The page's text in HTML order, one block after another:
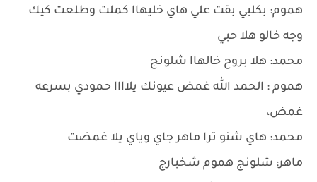
هموم: بكلبي بقت علي هاي خليهاا كملت وطلعت كيك
وجه خالو هلا حبي
محمد: هلا بروح خالهاا شلونج
هموم : الحمد الله غمض عيونك يلاااا حمودي بسرعه
غمض،
محمد: هاي شنو ترا ماهر جاي وياي يلا غمضت
ماهر: شلونج هموم شخبارج